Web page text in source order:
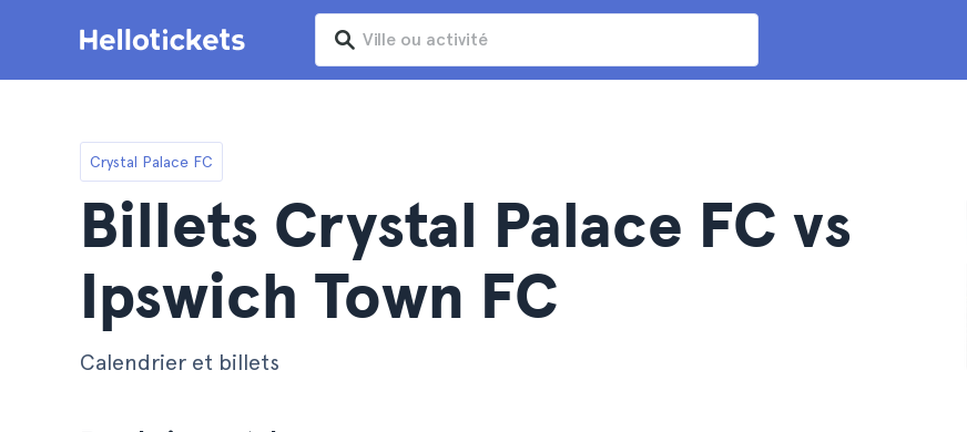
Crystal Palace FC
Billets Crystal Palace FC vs
Ipswich Town FC
Calendrier et billets